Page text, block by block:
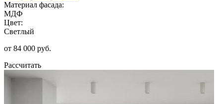
Материал фасада:
МДФ
Цвет:
Светлый
от 84 000 руб.
Рассчитать